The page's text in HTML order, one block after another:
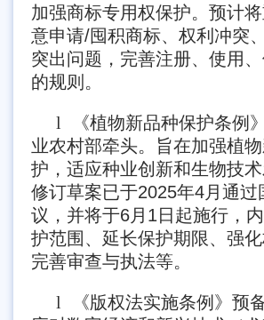
加强商标专用权保护。预计
意申请/囤积商标、权利冲突
突出问题，完善注册、使用
的规则。
l 《植物新品种保护条例
业农村部牵头。旨在加强植
护，适应种业创新和生物技术
修订草案已于2025年4月通过
议，并将于6月1日起施行，
护范围、延长保护期限、强化
完善审查与执法等。
l 《版权法实施条例》预